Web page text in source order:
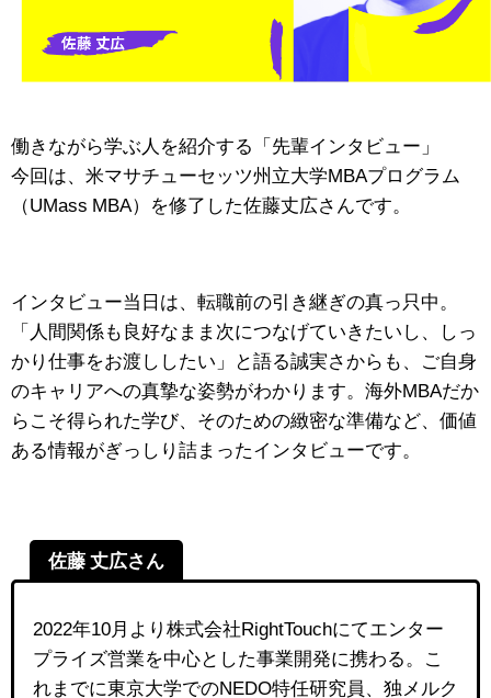
働きながら学ぶ人を紹介する「先輩インタビュー」
今回は、米マサチューセッツ州立大学MBAプログラム
（UMass MBA）を修了した佐藤丈広さんです。
インタビュー当日は、転職前の引き継ぎの真っ只中。
「人間関係も良好なまま次につなげていきたいし、しっ
かり仕事をお渡ししたい」と語る誠実さからも、ご自身
のキャリアへの真摯な姿勢がわかります。 海外MBAだか
らこそ得られた学び、そのための緻密な準備など、価値
ある情報がぎっしり詰まったインタビューです。
佐藤 丈広さん
2022年10月より株式会社RightTouchにてエンター
プライズ営業を中心とした事業開発に携わる。こ
れまでに東京大学でのNEDO特任研究員、独メルク